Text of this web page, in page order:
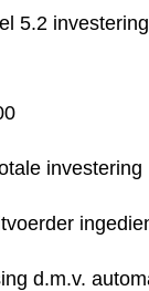
5.2
investering
d.m.v.